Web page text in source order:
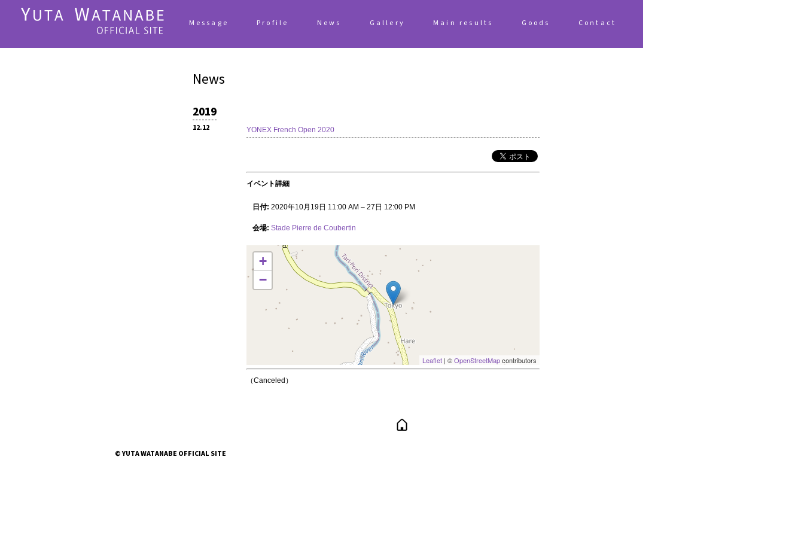
Message Profile News Gallery Main results Goods Contact
News
2019
12.12 YONEX French Open 2020
イベント詳細
日付: 2020年10月19日 11:00 AM – 27日 12:00 PM
会場: Stade Pierre de Coubertin
+
−
Leaflet | ©OpenStreetMapcontributors
（Canceled）
© YUTA WATANABE OFFICIAL SITE